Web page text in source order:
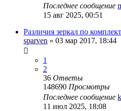
Последнее сообщение
15 авг 2025, 00:51
Различия зеркал по
sparven » 03 мар 2017, 18:44
1
2
36 Ответы
148690 Просмотры
Последнее сообщение
11 июл 2025, 18:08